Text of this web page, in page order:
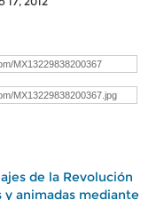
de la Revolución
y animadas mediante